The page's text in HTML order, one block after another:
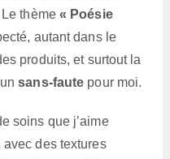
thème « Poésie
autant dans le
produits, et surtout la
unsans-faute pour moi.
soins que j’aime
des textures